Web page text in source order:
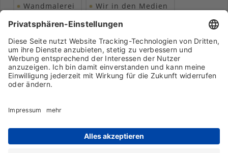
Wandmalerei
Wir in den Medien
Wohngesundheit
Markenpartner